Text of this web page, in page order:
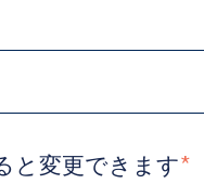
と変更できます*